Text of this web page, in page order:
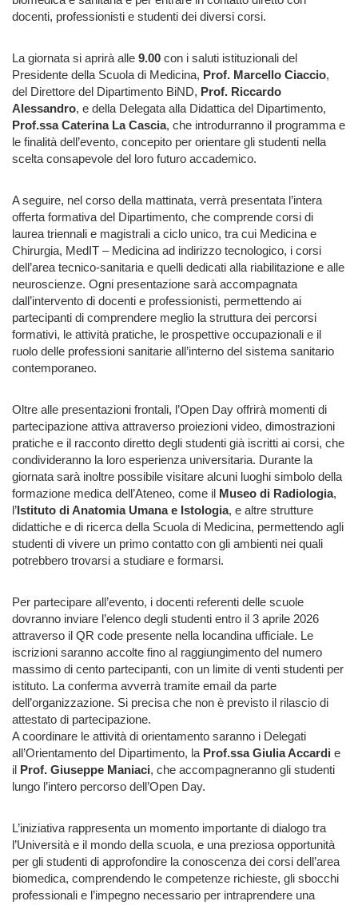
docenti, professionisti e studenti dei diversi corsi.
La giornata si aprirà alle 9.00 con i saluti istituzionali del
Presidente della Scuola di Medicina, Prof. Marcello Ciaccio,
del Direttore del Dipartimento BiND, Prof. Riccardo
Alessandro, e della Delegata alla Didattica del Dipartimento,
Prof.ssa Caterina La Cascia, che introdurranno il programma e
le finalità dell’evento, concepito per orientare gli studenti nella
scelta consapevole del loro futuro accademico.
A seguire, nel corso della mattinata, verrà presentata l’intera
offerta formativa del Dipartimento, che comprende corsi di
laurea triennali e magistrali a ciclo unico, tra cui Medicina e
Chirurgia, MedIT – Medicina ad indirizzo tecnologico, i corsi
dell’area tecnico-sanitaria e quelli dedicati alla riabilitazione e alle
neuroscienze. Ogni presentazione sarà accompagnata
dall’intervento di docenti e professionisti, permettendo ai
partecipanti di comprendere meglio la struttura dei percorsi
formativi, le attività pratiche, le prospettive occupazionali e il
ruolo delle professioni sanitarie all’interno del sistema sanitario
contemporaneo.
Oltre alle presentazioni frontali, l’Open Day offrirà momenti di
partecipazione attiva attraverso proiezioni video, dimostrazioni
pratiche e il racconto diretto degli studenti già iscritti ai corsi, che
condivideranno la loro esperienza universitaria. Durante la
giornata sarà inoltre possibile visitare alcuni luoghi simbolo della
formazione medica dell’Ateneo, come il Museo di Radiologia,
l’Istituto di Anatomia Umana e Istologia, e altre strutture
didattiche e di ricerca della Scuola di Medicina, permettendo agli
studenti di vivere un primo contatto con gli ambienti nei quali
potrebbero trovarsi a studiare e formarsi.
Per partecipare all’evento, i docenti referenti delle scuole
dovranno inviare l’elenco degli studenti entro il 3 aprile 2026
attraverso il QR code presente nella locandina ufficiale. Le
iscrizioni saranno accolte fino al raggiungimento del numero
massimo di cento partecipanti, con un limite di venti studenti per
istituto. La conferma avverrà tramite email da parte
dell’organizzazione. Si precisa che non è previsto il rilascio di
attestato di partecipazione.
A coordinare le attività di orientamento saranno i Delegati
all’Orientamento del Dipartimento, la Prof.ssa Giulia Accardi e
il Prof. Giuseppe Maniaci, che accompagneranno gli studenti
lungo l’intero percorso dell’Open Day.
L’iniziativa rappresenta un momento importante di dialogo tra
l’Università e il mondo della scuola, e una preziosa opportunità
per gli studenti di approfondire la conoscenza dei corsi dell’area
biomedica, comprendendo le competenze richieste, gli sbocchi
professionali e l’impegno necessario per intraprendere una